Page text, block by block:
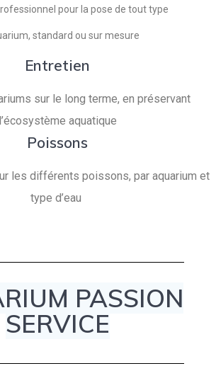
pour la pose de tout type
standard ou sur mesure
Entretien
sur le long terme, en préservant
l’écosystème aquatique
Poissons
les différents poissons, par aquarium et
type d’eau
PASSION
SERVICE